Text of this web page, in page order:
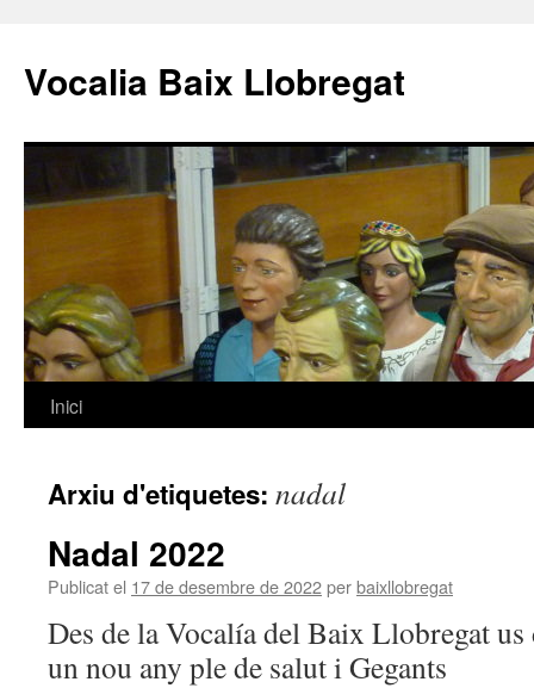
Vocalia Baix Llobregat
Vés
contingut
Inici
Arxiu d'etiquetes: nadal
Nadal 2022
Publicat el 17 de desembre de 2022perbaixllobregat
Des de la Vocalía del Baix Llobregat us
un nou any ple de salut i Gegants